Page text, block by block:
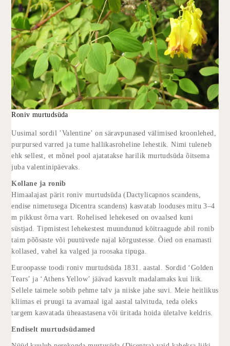
Roniv murtudsüda
Uusimal sordil ’Valentine’ on säravpunased välimised kroonlehed,
purpursed varred ja tume hallikasroheline lehestik. Nimi tuleneb
ehk sellest, et mõnel pool ajatatakse harilik murtudsüda õitsema
juba valentinipäevaks.
Kollane ja ronib
Himaalajast pärit roniv murtudsüda (Dactylicapnos scandens,
endise nimetusega Dicentra scandens) kasvatab looduses mitu 3–4
m pikkust õrna vart. Rohelised lehekesed on ovaalsed kuni
süstjad. Tipmistest lehekestest muundunud köitraagude abil ronib
taim põõsaste või puutüvede najal kõrgustesse. Õied on enamasti
kollased, vahel ka valged ja roosaka tipuga.
Euroopasse toodi roniv murtudsüda 1831. aastal. Sordid ‘Golden
Tears’ ja ‘Athens Yellow’ jäävad kasvult madalamaks kui liik.
Sellele taimele sobib pehme talv ja niiske jahe suvi. Meie heitlikus
kliimas ei pruugi ta avamaal igal aastal talvituda, teda oleks
targem kasvatada üheaastasena või üritada hoida ületalve keldris.
Endiselt murtudsüdamed